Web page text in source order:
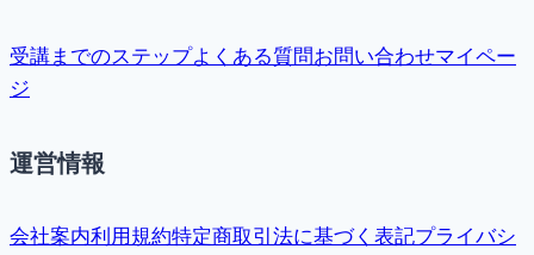
受講までのステップよくある質問お問い合わせマイペー
ジ
運営情報
会社案内利用規約特定商取引法に基づく表記プライバシ